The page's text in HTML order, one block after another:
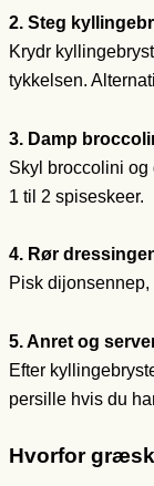
2. Steg
Krydr
tykkelsen.
3. Damp
Skyl broccolini og
1 til 2 spiseskeer.
4. Rør
Pisk
5. Anret og
Efter
persille hvis du
Hvorfor